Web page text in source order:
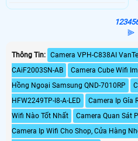
12345
⫸
Thông Tin: Camera VPH-C838AI
CAiF2003SN-AB
Camera Cube Wifi
Hồng Ngoại Samsung QND-7010RP
HFW2249TP-I8-A-LED
Camera Ip Gía
Wifi Nào Tốt Nhất
Camera Quan Sát
Camera Ip Wifi Cho Shop, Cửa Hàng